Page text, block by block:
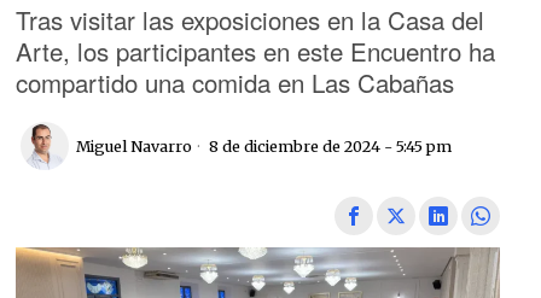
Tras visitar las exposiciones en la Casa del
Arte, los participantes en este Encuentro ha
compartido una comida en Las Cabañas
Miguel Navarro 8 de diciembre de 2024 - 5:45 pm